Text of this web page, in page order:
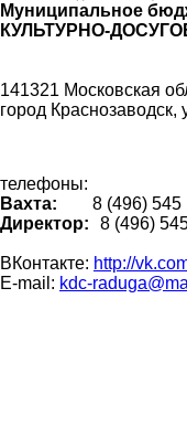
Муниципальное
КУЛЬТУРНО-
141321 Московская
город
телефоны:
Вахта:
8 (496) 545
Директор:
8 (496)
ВКонтакте: http://
E-mail: kdc-